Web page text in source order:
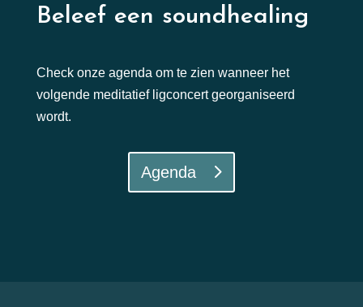
Beleef een soundhealing
Check onze agenda om te zien wanneer het
volgende meditatief ligconcert georganiseerd
wordt.
Agenda